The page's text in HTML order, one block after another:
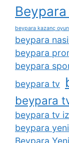
beypara kazanç
beypara
beypara
beypara
beypara tv
beypara
beypara tv
beypara
Beypara